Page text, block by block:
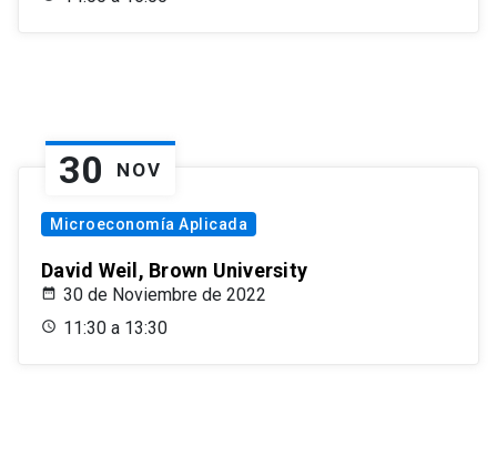
30 NOV
Microeconomía Aplicada
David Weil, Brown University
30 de Noviembre de 2022
11:30 a 13:30